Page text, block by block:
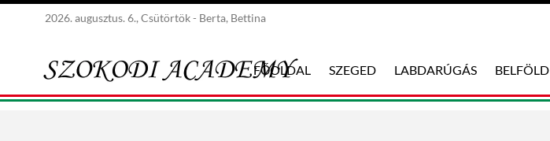
2026. augusztus. 6., Csütörtök - Berta, Bettina
FŐOLDAL SZEGED LABDARÚGÁS BELFÖLD